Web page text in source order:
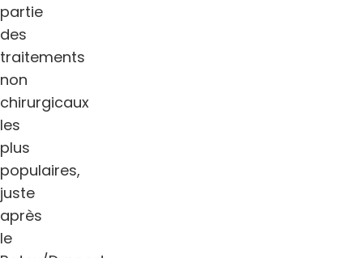
partie
des
traitements
non
chirurgicaux
les
plus
populaires,
juste
après
le